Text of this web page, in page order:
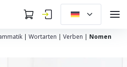
| Wortarten | Verben | Nomen